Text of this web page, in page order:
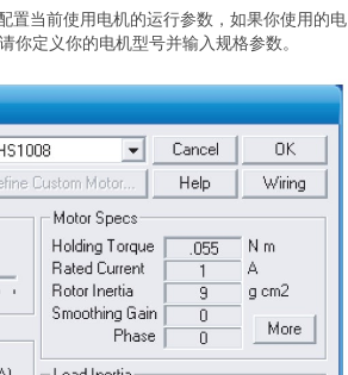
当前使用电机的运行参数，如果你使用的电
你定义你的电机型号并输入规格参数。